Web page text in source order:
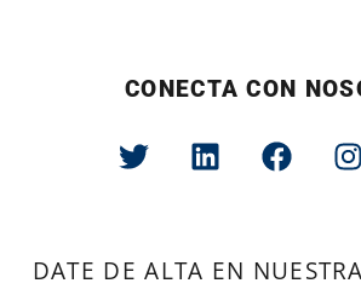
CONECTA CON
DATE DE ALTA EN